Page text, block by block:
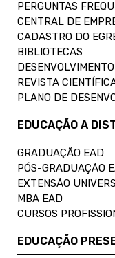
PERGUNTAS
CENTRAL DE
CADASTRO DO
BIBLIOTECAS
REVISTA
PLANO DE
EDUCAÇÃO A
GRADUAÇÃO EAD
PÓS-GRADUAÇÃO
EXTENSÃO
MBA EAD
CURSOS
EDUCAÇÃO